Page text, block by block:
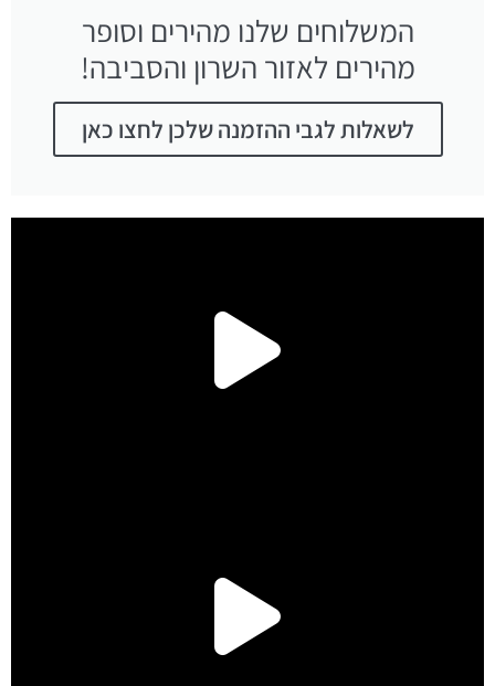
המשלוחים שלנו מהירים וסופר
מהירים לאזור השרון והסביבה!
לשאלות לגבי ההזמנה שלכן לחצו כאן